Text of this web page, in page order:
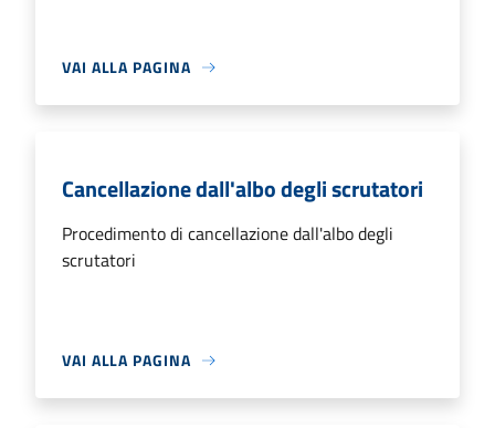
VAI ALLA PAGINA
Cancellazione dall'albo degli scrutatori
Procedimento di cancellazione dall'albo degli
scrutatori
VAI ALLA PAGINA